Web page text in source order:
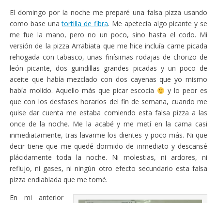
El domingo por la noche me preparé una falsa pizza usando
como base unatortilla de fibra. Me apetecía algo picante y se
me fue la mano, pero no un poco, sino hasta el codo. Mi
versión de la pizza Arrabiata que me hice incluía carne picada
rehogada con tabasco, unas finísimas rodajas de chorizo de
león picante, dos guindillas grandes picadas y un poco de
aceite que había mezclado con dos cayenas que yo mismo
había molido. Aquello más que picar escocía
y lo peor es
que con los desfases horarios del fin de semana, cuando me
quise dar cuenta me estaba comiendo esta falsa pizza a las
once de la noche. Me la acabé y me metí en la cama casi
inmediatamente, tras lavarme los dientes y poco más. Ni que
decir tiene que me quedé dormido de inmediato y descansé
plácidamente toda la noche. Ni molestias, ni ardores, ni
reflujo, ni gases, ni ningún otro efecto secundario esta falsa
pizza endiablada que me tomé.
En mi anterior